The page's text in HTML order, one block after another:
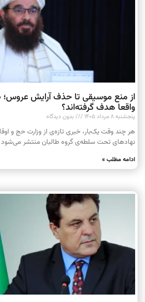
از منع موسیقی تا حذف آرایش عروس؛
واقعا هدف گرفته‌اند؟
پنجشنبه ۸ مرداد ۱۴۰۵ بدون دیدگاه
هر چند وقت یک‌بار، خبری تازه‌ی از وزارت حج و
نهادهای تحت سلطه‌ی گروه طالبان منتشر می‌شود
ادامه مطلب »